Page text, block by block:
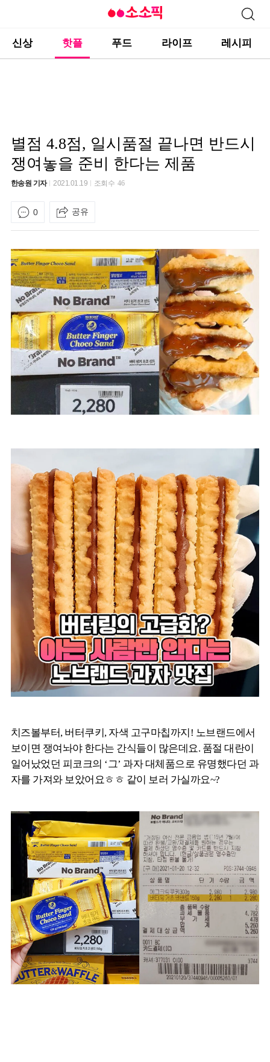
신상 핫플 푸드 라이프 레시피
별점 4.8점, 일시품절 끝나면 반드시
쟁여놓을 준비 한다는 제품
한송원 기자 2021.01.19 조회수46
0 공유
치즈볼부터, 버터쿠키, 자색 고구마칩까지! 노브랜드에서
보이면 쟁여놔야 한다는 간식들이 많은데요. 품절 대란이
일어났었던 피코크의 ‘그’ 과자 대체품으로 유명했다던 과
자를 가져와 보았어요ㅎㅎ 같이 보러 가실까요~?